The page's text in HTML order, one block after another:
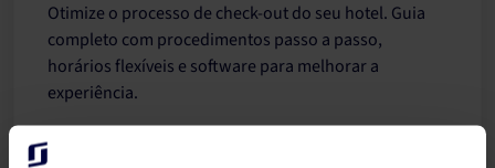
Otimize o processo de check-out do seu hotel. Guia
completo com procedimentos passo a passo,
horários flexíveis e software para melhorar a
experiência.